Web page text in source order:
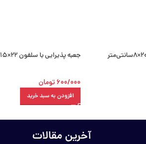
جعبه پذیرایی با سلفون 22×15×12سانتی‌متر
600/000تومان
افزودن به سبد خرید
آخرین مقالات